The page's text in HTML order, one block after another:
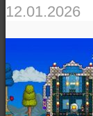
12.01.2026